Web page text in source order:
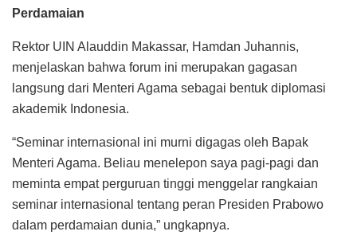
Perdamaian
Rektor UIN Alauddin Makassar, Hamdan Juhannis,
menjelaskan bahwa forum ini merupakan gagasan
langsung dari Menteri Agama sebagai bentuk diplomasi
akademik Indonesia.
“Seminar internasional ini murni digagas oleh Bapak
Menteri Agama. Beliau menelepon saya pagi-pagi dan
meminta empat perguruan tinggi menggelar rangkaian
seminar internasional tentang peran Presiden Prabowo
dalam perdamaian dunia,” ungkapnya.